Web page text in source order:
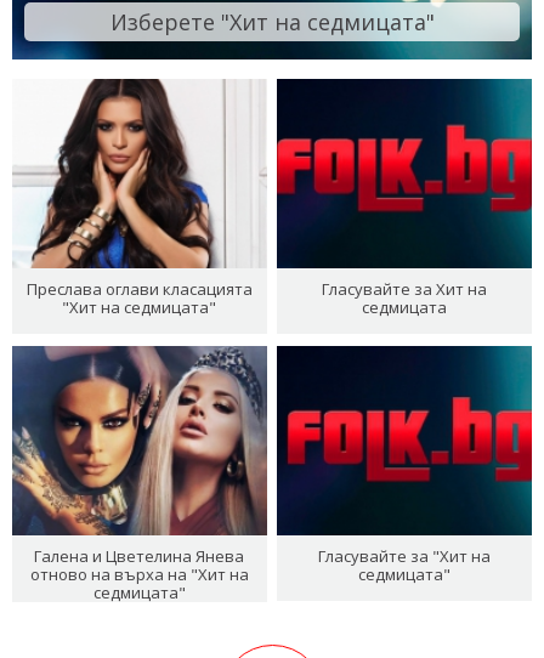
Изберете "Хит на седмицата"
Преслава оглави класацията
"Хит на седмицата"
Гласувайте за Хит на
седмицата
Галена и Цветелина Янева
отново на върха на "Хит на
седмицата"
Гласувайте за "Хит на
седмицата"